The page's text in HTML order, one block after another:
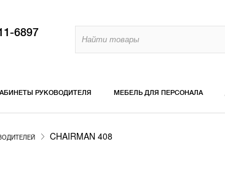
6897
РУКОВОДИТЕЛЯ МЕБЕЛЬ ДЛЯ ПЕРСОНАЛА
CHAIRMAN 408